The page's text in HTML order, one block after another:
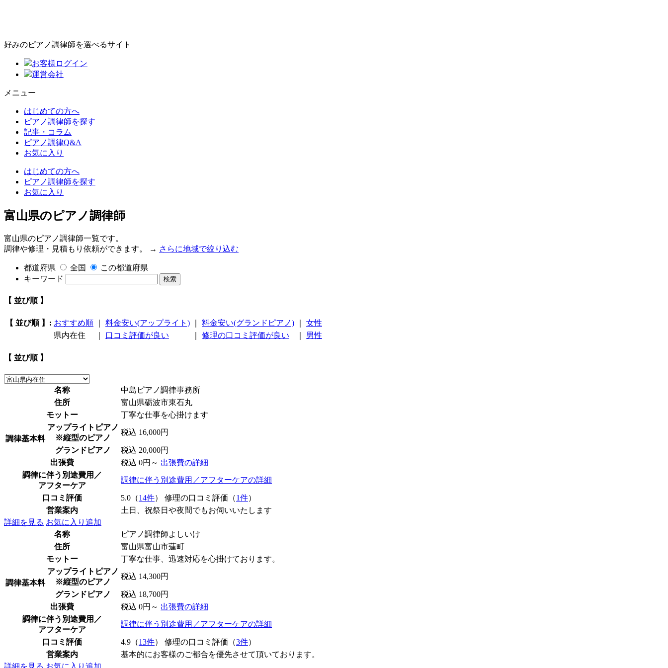
好みのピアノ調律師を選べるサイト
お客様ログイン
運営会社
メニュー
はじめての方へ
ピアノ調律師を探す
記事・コラム
ピアノ調律Q&A
お気に入り
はじめての方へ
ピアノ調律師を探す
お気に入り
富山県のピアノ調律師
富山県のピアノ調律師一覧です。
調律や修理・見積もり依頼ができます。 → さらに地域で絞り込む
都道府県 全国
この都道府県
キーワード
検索
【 並び順 】
【 並び順 】: おすすめ順 料金安い(アップライト) 料金安い(グランドピアノ)
女性
県内在住
口コミ評価が良い 修理の口コミ評価が良い 男性
【 並び順 】
名称
中島ピアノ調律事務所
住所
富山県砺波市東石丸
モットー
丁寧な仕事を心掛けます
調律基本料
アップライトピアノ
※縦型のピアノ
税込 16,000円
グランドピアノ
税込 20,000円
出張費
税込 0円～ 出張費の詳細
調律に伴う別途費用／
アフターケア
調律に伴う別途費用／アフターケアの詳細
口コミ評価 5.0（14件） 修理の口コミ評価（1件）
営業案内
土日、祝祭日や夜間でもお伺いいたします
詳細を見る お気に入り追加
名称
ピアノ調律師よしいけ
住所
富山県富山市蓮町
モットー
丁寧な仕事、迅速対応を心掛けております。
調律基本料
アップライトピアノ
※縦型のピアノ
税込 14,300円
グランドピアノ
税込 18,700円
出張費
税込 0円～ 出張費の詳細
調律に伴う別途費用／
アフターケア
調律に伴う別途費用／アフターケアの詳細
口コミ評価 4.9（13件） 修理の口コミ評価（3件）
営業案内
基本的にお客様のご都合を優先させて頂いております。
詳細を見る お気に入り追加